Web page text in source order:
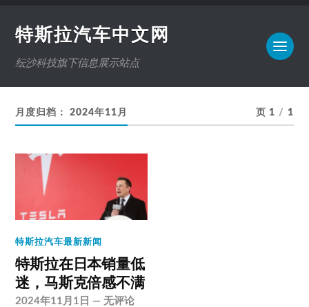
特斯拉汽车中文网
纭沙科技旗下信息展示站点
月度归档：2024年11月 页 1 / 1
特斯拉汽车最新新闻
特斯拉在日本销量低
迷，马斯克倍感不满
2024年11月1日 —无评论